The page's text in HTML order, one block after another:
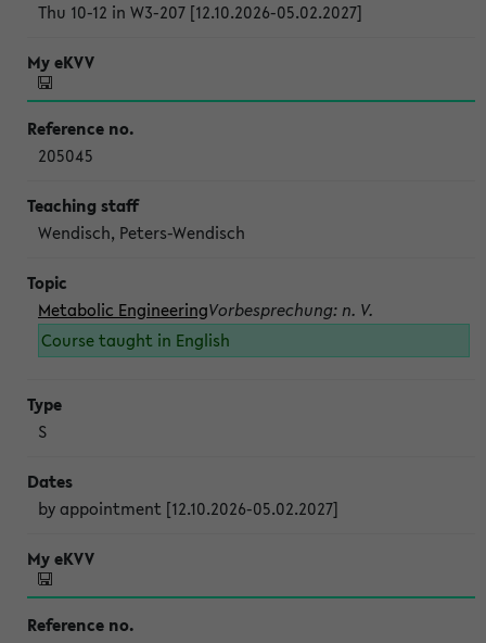
Thu 10-12 in W3-207 [12.10.2026-05.02.2027]
205045
Wendisch, Peters-Wendisch
Metabolic EngineeringVorbesprechung: n. V.
Course taught in English
S
by appointment [12.10.2026-05.02.2027]